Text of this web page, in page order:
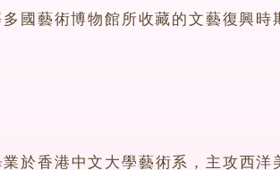
藝術博物館所收藏的文藝復興時
香港中文大學藝術系，主攻西洋